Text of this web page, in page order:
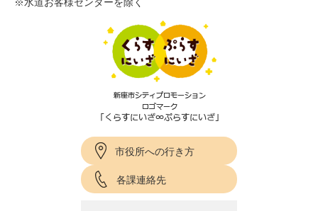
市役所への行き方
各課連絡先